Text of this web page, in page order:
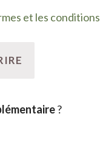
et les conditions
?